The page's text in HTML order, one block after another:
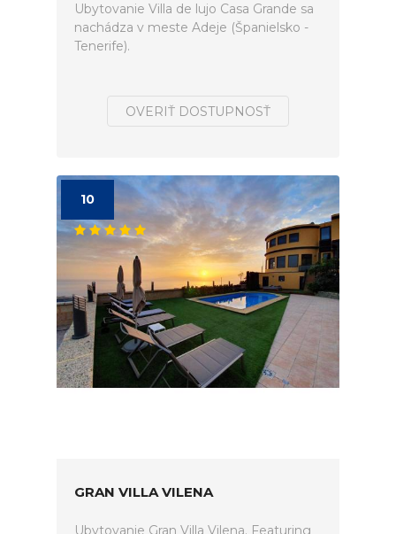
Ubytovanie Villa de lujo Casa Grande sa
nachádza v meste Adeje (Španielsko -
Tenerife).
OVERIŤ DOSTUPNOSŤ
10
GRAN VILLA VILENA
Ubytovanie Gran Villa Vilena. Featuring